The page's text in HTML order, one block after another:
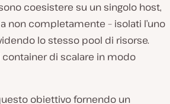
coesistere su un singolo host,
non completamente – isolati l’uno
lo stesso pool di risorse.
di scalare in modo
obiettivo fornendo un